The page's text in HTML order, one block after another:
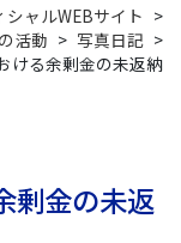
ャルWEBサイト >
活動 > 写真日記 >
ける余剰金の未返納
剰金の未返